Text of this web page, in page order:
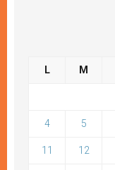
L M
4 5
11 12